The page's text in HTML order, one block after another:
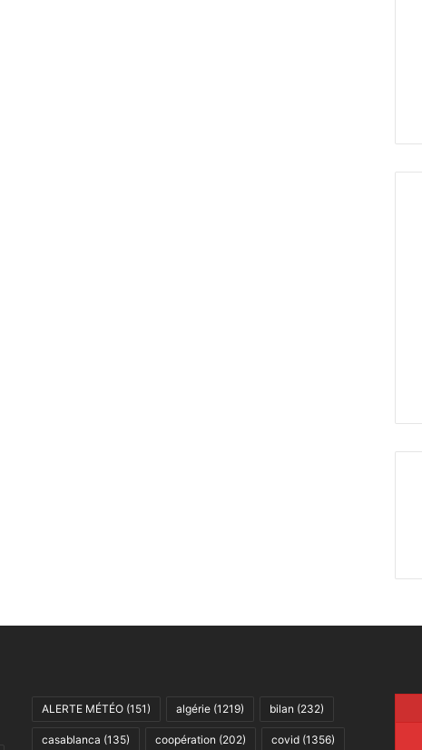
ALERTE MÉTÉO(151) algérie(1219) bilan (232)
casablanca (135) coopération (202) covid(1356)